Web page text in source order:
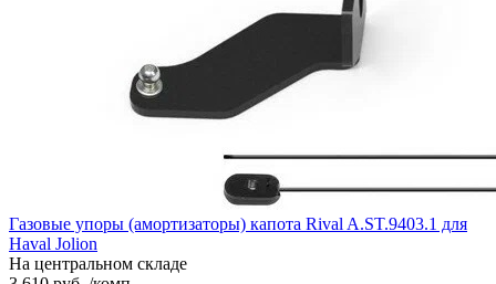
Газовые упоры (амортизаторы) капота Rival A.ST.9403.1 для
Haval Jolion
На центральном складе